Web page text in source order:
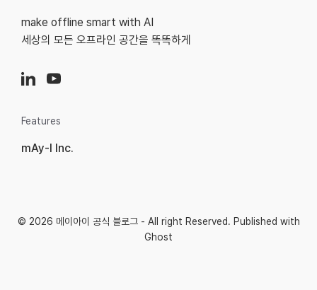
make offline smart with AI
세상의 모든 오프라인 공간을 똑똑하게
Features
mAy-I Inc.
© 2026 메이아이 공식 블로그- All right Reserved. Published with
Ghost